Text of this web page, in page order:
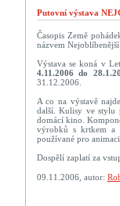
Putovní výstava
Časopis Země
názvem
Výstava se koná v
4.11.2006 do
31.12.2006.
A co na výstavě
další. Kulisy ve stylu
domácí kino.
výrobků s krtkem a
používané pro
Dospělí zaplatí za
09.11.2006, autor: